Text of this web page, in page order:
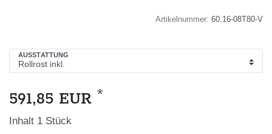
Artikelnummer: 60.16-08T80-V
AUSSTATTUNG
591,85 EUR *
Inhalt 1 Stück